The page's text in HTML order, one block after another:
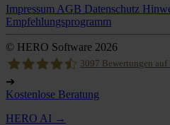
Impressum AGB Datenschutz
Empfehlungsprogramm
© HERO Software 2026
3097 Bewertungen
➔
Kostenlose Beratung
HERO AI →